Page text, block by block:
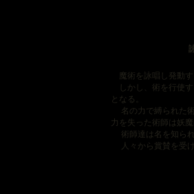
魔術を詠唱し発動す
しかし、術を行使す
となる。
名の力で縛られた
力を失った術師は妖
術師達は名を知られ
人々から賞賛を受け